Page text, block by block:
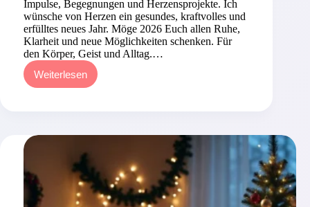
Impulse, Begegnungen und Herzensprojekte. Ich
wünsche von Herzen ein gesundes, kraftvolles und
erfülltes neues Jahr. Möge 2026 Euch allen Ruhe,
Klarheit und neue Möglichkeiten schenken. Für
den Körper, Geist und Alltag.…
Weiterlesen
Neuigkeiten
zum